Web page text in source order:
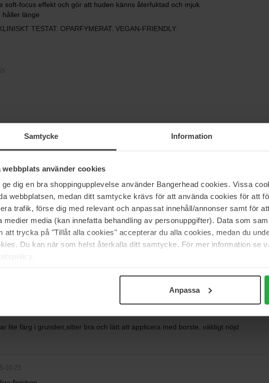
Samtycke Information
webbplats använder cookies
ge dig en bra shoppingupplevelse använder Bangerhead cookies. Vissa
webbplatsen, medan ditt samtycke krävs för att använda cookies för att
trafik, förse dig med relevant och anpassat innehåll/annonser samt för
medier media (kan innefatta behandling av personuppgifter). Data som
att trycka på "Tillåt alla cookies" accepterar du alla cookies, medan du
Du kan när som helst återkalla ditt samtycke. För mer information se
Anpassa
soft-focus effekt och gör att huden känns återfuktad och mjuk
håller länge
TESTAT. OPARFYMERAT. VEGAN-FRIENDLY.
Matte Longwear Powder
Frågor & svar (0)
5
100%
lite färg i grunden,sitter bra och lätt att applicera med borste..väldigt nöjd
10-23